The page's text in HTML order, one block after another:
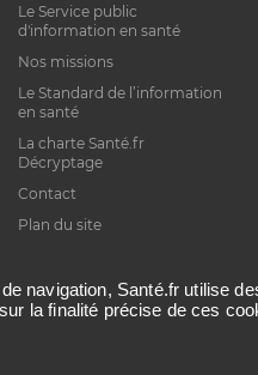
Le Service public
d'information en santé
Nos missions
Le Standard de l’information
en santé
La charte Santé.fr
Décryptage
Contact
Plan du site
navigation, Santé.fr utilise
la finalité précise de ces